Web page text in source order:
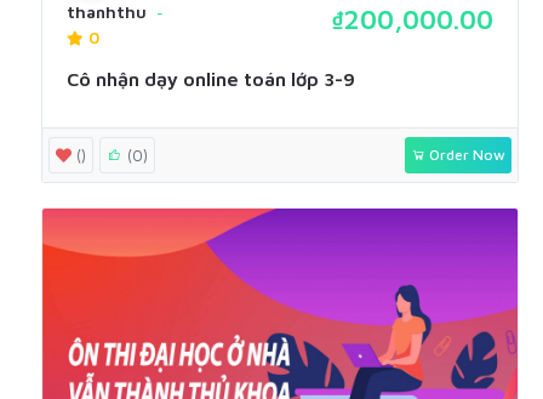
thanhthu
0
₫200,000.00
Cô nhận dạy online toán lớp 3-9
() (0) Order Now